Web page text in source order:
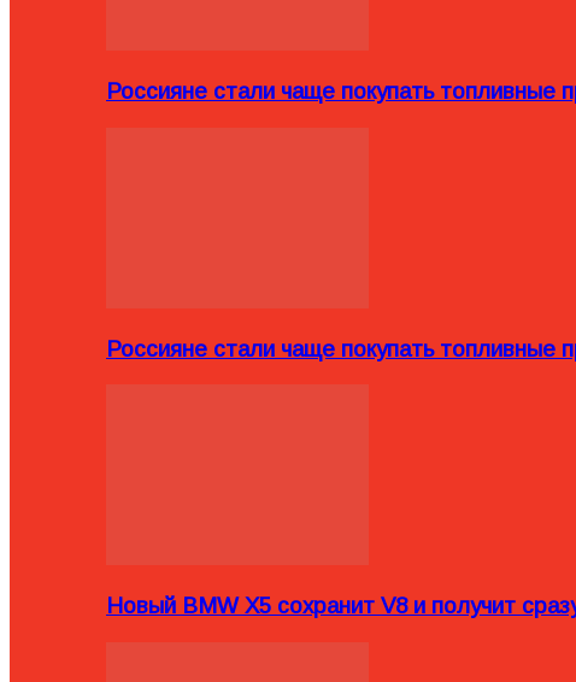
Россияне стали чаще покупать топливные
Россияне стали чаще покупать топливные
Новый BMW X5 сохранит V8 и получит